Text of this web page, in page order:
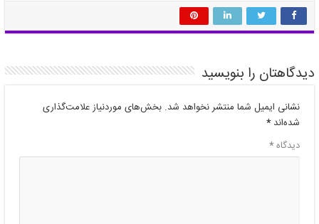
دیدگاهتان را بنویسید
نشانی ایمیل شما منتشر نخواهد شد. بخش‌های موردنیاز علامت‌گذاری
شده‌اند*
دیدگاه*